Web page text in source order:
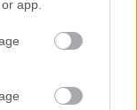
app.